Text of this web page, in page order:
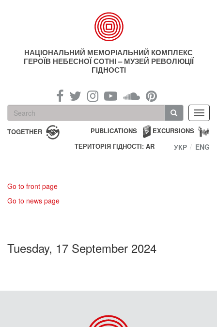
НАЦІОНАЛЬНИЙ МЕМОРІАЛЬНИЙ КОМПЛЕКС
ГЕРОЇВ НЕБЕСНОЇ СОТНІ – МУЗЕЙ РЕВОЛЮЦІЇ
ГІДНОСТІ
Search
form
Search
TOGETHER EXCURSIONS
PUBLICATIONS
ТЕРИТОРІЯ ГІДНОСТІ: AR
УКР ENG
Go to front page
Go to news page
Tuesday, 17 September 2024